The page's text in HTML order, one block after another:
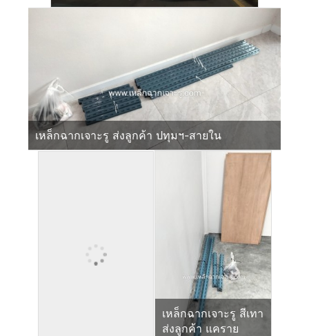
เหล็กฉากเจาะรู ส่งลูกค้า ปทุมฯ-สายใน
เหล็กฉากเจาะรู สีเทา
ส่งลูกค้า แคราย